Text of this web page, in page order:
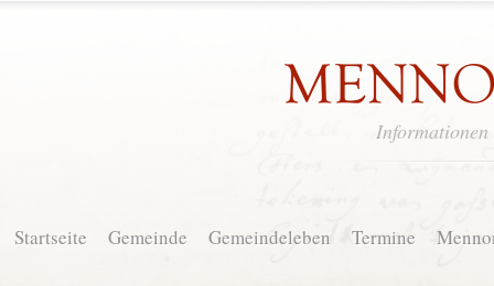
Startseite Gemeinde Gemeindeleben Termine